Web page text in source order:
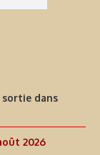
sortie dans
2026